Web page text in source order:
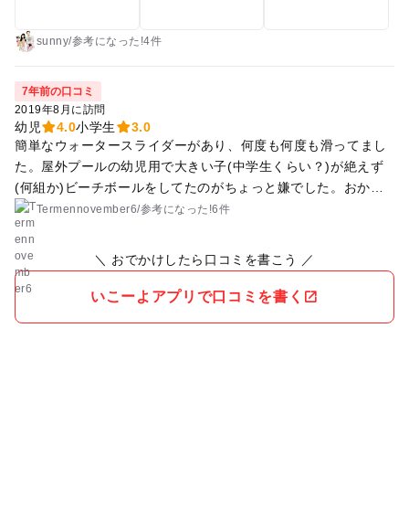
ぶこと！並んでいる人数分しかもらえません) →券売機でチケ
いう流れでした。 チケットは、きょうと子育て応援パスポート
(まもっぷ)提示で家族内で大人一人無料になるのでお得です。
屋外プールは、3種類の水深のプールと、2種類のスライダー(す
べり台)がありました。 スライダーは4歳〜小学6年生用と、小
学1〜6年生用の2つ。 待ち時間ゼロでどんどん滑れていまし
た。 流れるプール、造波プール等はありません。 シンプルな
プールのみですが、水深30cmの浅い所もあり小さい子供も安心
して遊べます。 小さなすべり台がありましたが使用禁止になっ
ていました。 屋内プールは、幼児用の水深30cm、60cmと、2
5mプール。 泳ぎの練習がしたい方はこちらの25mプールで。
屋内はスイムキャップ着用必須なので注意！ 特に変わったとこ
ろもないシンプルなプールですが、3時間たっぷり遊べまし
sunny/参考になった!4件
7年前の口コミ
2019年8月に訪問
幼児 4.0小学生
3.0
簡単なウォータースライダーがあり、何度も何度も滑ってまし
た。屋外プールの幼児用で大きい子(中学生くらい？)が絶えず
(何組か)ビーチボールをしてたのがちょっと嫌でした。おかげ
で幼児はほとんどそこで遊べない状態。小さい子を安心して遊
ばせられる感じではなかったかも。あと、全体的に古く、汚い
感じが嫌な人は嫌かも。
Termennovember6/参考になった!6件
＼ おでかけしたら口コミを書こう ／
いこーよアプリで口コミを書く